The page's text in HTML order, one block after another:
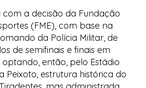
a decisão da Fundação
(FME), com base na
da Polícia Militar, de
de semifinais e finais em
então, pelo Estádio
Peixoto, estrutura histórica do